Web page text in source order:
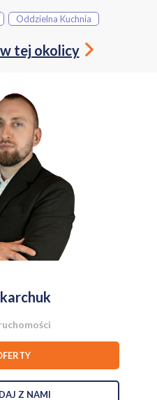
(ok. 12 m²).
do zamieszkania.
zabytków,
patio,
dziedzińcem do wyłącznego
zabytków. W otoczeniu
Skwer im. Sue Ryder (3
komunikacja z centrum i
Oddzielna Kuchnia
tej okolicy
Z NAMI